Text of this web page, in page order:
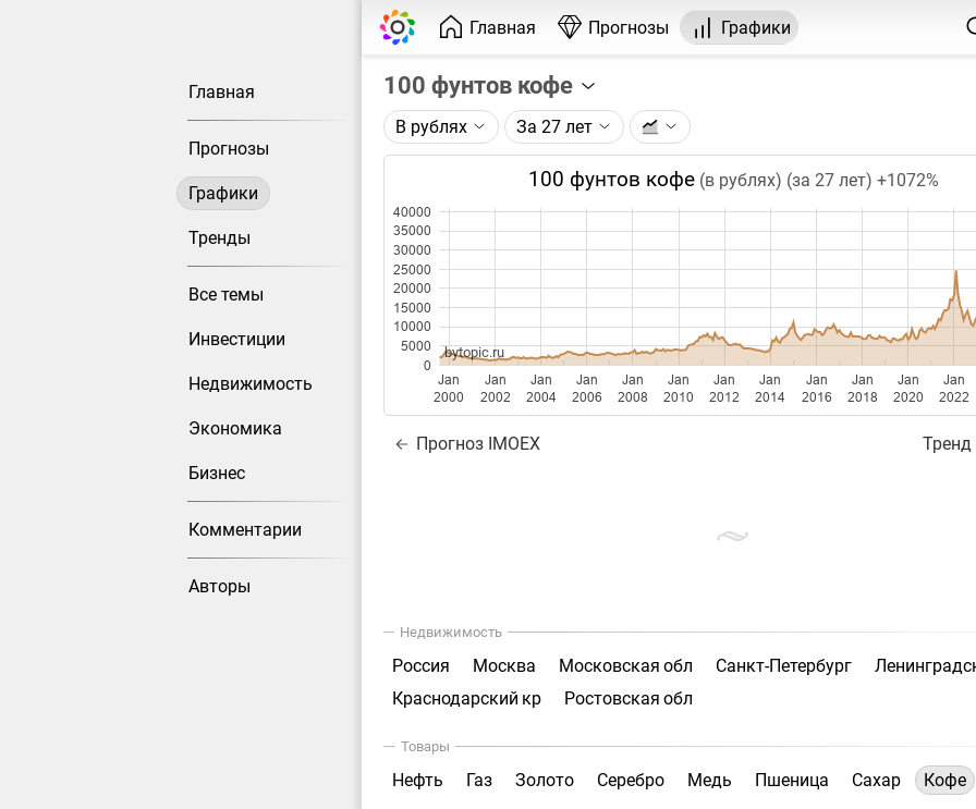
Главная Прогнозы Графики
Главная
Прогнозы
Графики
Тренды
Все темы
Инвестиции
Недвижимость
Экономика
Бизнес
Комментарии
Авторы
100 фунтов кофе
Описание графика:
Цена фьючерса на кофе, торгуемого на ICE.
Каждая точка на графике - цена закрытия дня, недели или месяца.
Оптимальный таймфрейм (день, неделя, месяц) подбирается
при изменении глубины графика.
Данные добавляются ежедневно.
В рублях За 27 лет
100 фунтов кофе (в рублях) (за 27 лет) +1072%
Jan
2000
Jan
2002
Jan
2004
Jan
2006
Jan
2008
Jan
2010
Jan
2012
Jan
2014
Jan
2016
Jan
2018
Jan
2020
Jan
2022
0
5000
10000
15000
20000
25000
30000
35000
40000
bytopic.ru
Прогноз IMOEX Тренд
Недвижимость
Россия Москва Московская обл Санкт-Петербург
Краснодарский кр
Ростовская обл
Товары
Нефть Газ Золото Серебро Медь Пшеница Сахар Кофе